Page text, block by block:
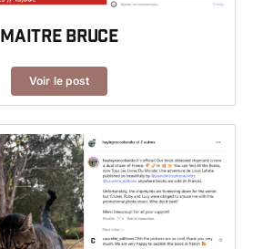
Maitre Bruce
Voir le post